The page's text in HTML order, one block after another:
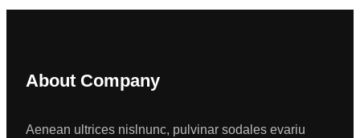
About Company
Aenean ultrices nislnunc, pulvinar sodales evariu